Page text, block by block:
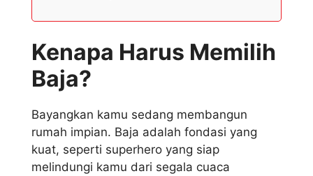
Kenapa Harus Memilih
Baja?
Bayangkan kamu sedang membangun
rumah impian. Baja adalah fondasi yang
kuat, seperti superhero yang siap
melindungi kamu dari segala cuaca